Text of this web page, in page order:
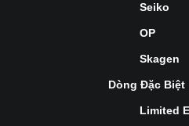
Seiko
OP
Skagen
Dòng Đặc Biệt
Limited